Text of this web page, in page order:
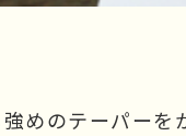
めのテーパーを